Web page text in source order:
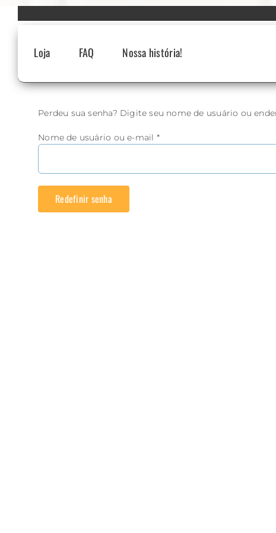
Loja FAQ Nossa história!
Perdeu sua senha? Digite seu nome de usuário ou
Nome de usuário ou e-mail *Obrigatório
Redefinir senha